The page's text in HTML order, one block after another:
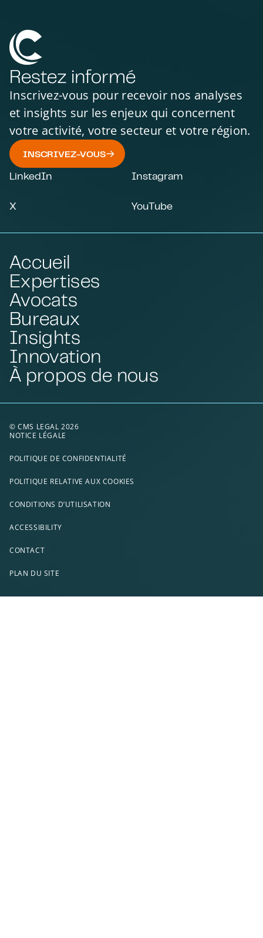
Restez informé
Inscrivez-vous pour recevoir nos analyses
et insights sur les enjeux qui concernent
votre activité, votre secteur et votre région.
INSCRIVEZ-VOUS
LinkedIn Instagram
X YouTube
Accueil
Expertises
Avocats
Bureaux
Insights
Innovation
À propos de nous
© CMS LEGAL 2026
NOTICE LÉGALE
POLITIQUE DE CONFIDENTIALITÉ
POLITIQUE RELATIVE AUX COOKIES
CONDITIONS D’UTILISATION
ACCESSIBILITY
CONTACT
PLAN DU SITE